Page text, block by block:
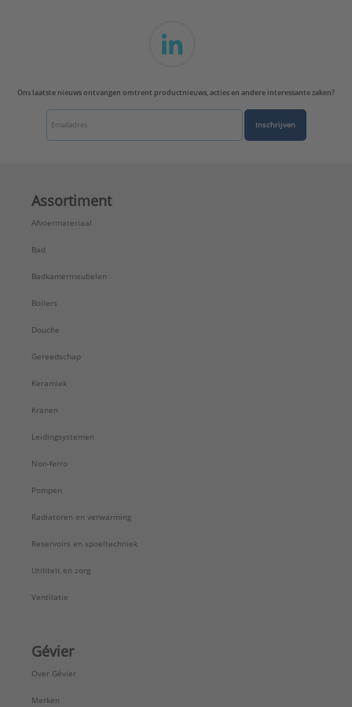
Ons laatste nieuws ontvangen omtrent productnieuws, acties en andere interessante zaken?
Inschrijven
Assortiment
Afvoermateriaal
Bad
Badkamermeubelen
Boilers
Douche
Gereedschap
Keramiek
Kranen
Leidingsystemen
Non-ferro
Pompen
Radiatoren en verwarming
Reservoirs en spoeltechniek
Utiliteit en zorg
Ventilatie
Gévier
Over Gévier
Merken